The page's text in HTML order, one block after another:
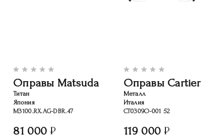
Оправы Matsuda
Титан
Япония
M3100.RX.AG-DBR.47
81 000
Оправы Cartier
Металл
Италия
CT0309O-001 52
119 000